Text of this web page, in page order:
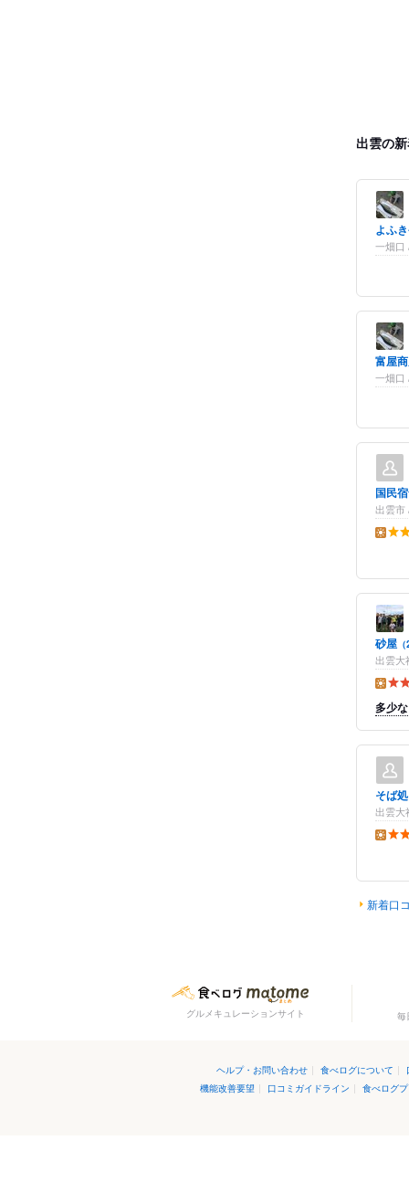
出雲の
よふ
一畑口
富屋
一畑口
国民
出雲市
昼の
砂屋
出雲大
昼の
多少
そば
出雲大
昼の
新着口
グルメキュレーションサイト 毎
ヘルプ・お問い合わせ | 食べログについて |
機能改善要望 | 口コミガイドライン | 食べログ